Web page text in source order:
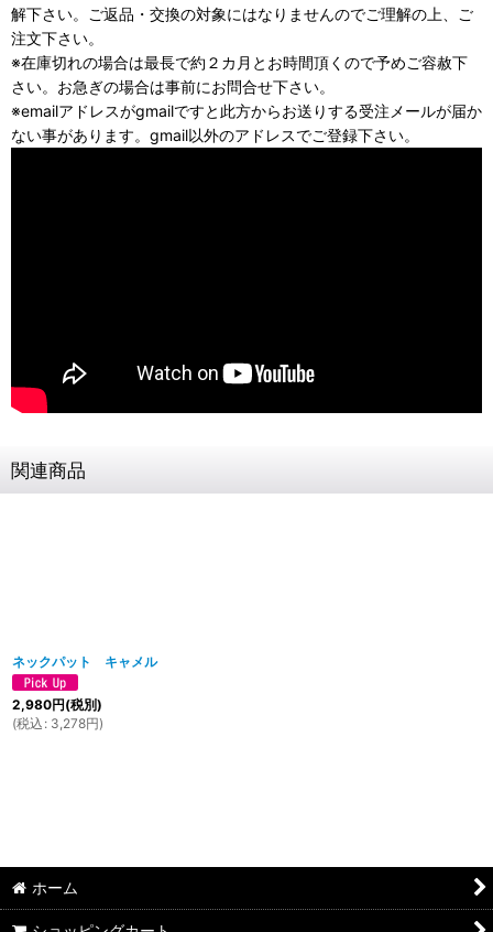
解下さい。ご返品・交換の対象にはなりませんのでご理解の上、ご
注文下さい。
※在庫切れの場合は最長で約２カ月とお時間頂くので予めご容赦下
さい。お急ぎの場合は事前にお問合せ下さい。
※emailアドレスがgmailですと此方からお送りする受注メールが届か
ない事があります。gmail以外のアドレスでご登録下さい。
関連商品
ネックパット キャメル
2,980円(税別)
(税込 : 3,278円)
ホーム